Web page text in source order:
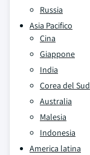
Russia
Asia Pacifico
Cina
Giappone
India
Corea del Sud
Australia
Malesia
Indonesia
America latina